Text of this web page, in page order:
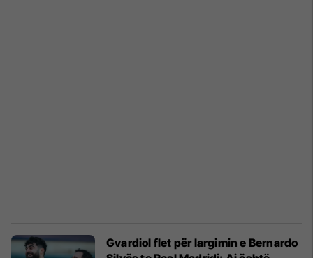
Gvardiol flet për largimin e Bernardo